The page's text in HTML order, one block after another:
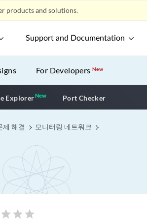
products and solutions.
Support and Documentation
For DevelopersNew
ExplorerNewNew application
Port Checker
제 해결 모니터링 네트워크
star star star